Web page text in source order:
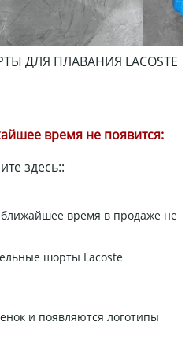
ДЛЯ ПЛАВАНИЯ LACOSTE
время не появится:
здесь::
время в продаже не
шорты Lacoste
и появляются логотипы